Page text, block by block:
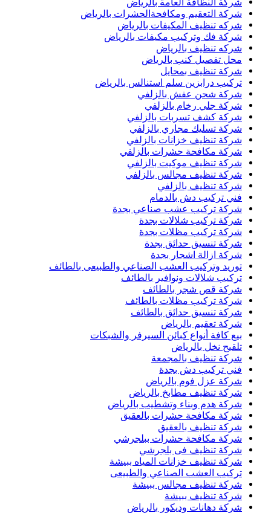
شركة التعقيم ومكافحةالحشرات بالرياض
شركه تنظيف المكيفات بالرياض
شركة فك وتركيب مكيفات بالرياض
شركه تنظيف بالرياض
محل تفصيل كنب بالرياض
شركة تنظيف بمحايل
تركيب درابزين سلم استنالس بالرياض
شركة شحن عفش بالزلفي
شركة جلي رخام بالزلفي
شركة كشف تسربات بالزلفي
شركة تسليك مجاري بالزلفي
شركة تنظيف خزانات بالزلفي
شركة مكافحة حشرات بالزلفي
شركة تنظيف موكيت بالزلفي
شركة تنظيف مجالس بالزلفي
شركة تنظيف بالزلفي
فني تركيب دش بالدمام
شركة تركيب عشب صناعي بجدة
شركة تركيب شلالات بجدة
شركة تركيب مظلات بجدة
شركة تنسيق حدائق بجدة
شركة ازالة اشجار بجدة
توريد وتركيب العشب الصناعي والطبيعى بالطائف
تركيب شلالات ونوافير بالطائف
شركة قص شجر بالطائف
شركة تركيب مظلات بالطائف
شركة تنسيق حدائق بالطائف
شركة تعقيم بالرياض
بيع كافة أنواع كبائن السيرفر والشبكات
تلقيح نخل بالرياض
شركة تنظيف بالمجمعة
فني تركيب دش بجدة
شركة عزل فوم بالرياض
شركة تنظيف مطابخ بالرياض
شركة هدم وبناء وتشطيب بالرياض
شركة مكافحة حشرات بالعقيق
شركة تنظيف بالعقيق
شركة مكافحة حشرات ببلجرشي
شركة تنظيف فى بلجرشي
شركة تنظيف خزانات المياه ببيشة
تركيب العشب الصناعي والطبيعى
شركة تنظيف مجالس ببيشة
شركة تنظيف ببيشة
شركة دهانات وديكور بالرياض